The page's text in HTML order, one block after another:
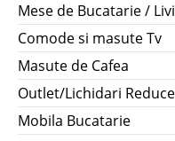
Mese de Bucatarie /
Comode si masute Tv
Masute de Cafea
Outlet/Lichidari
Mobila Bucatarie